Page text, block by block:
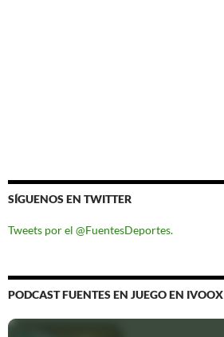
SÍGUENOS EN TWITTER
Tweets por el @FuentesDeportes.
PODCAST FUENTES EN JUEGO EN IVOOX